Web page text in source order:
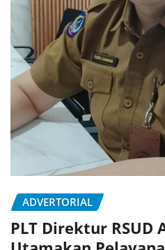
ADVERTORIAL
PLT Direktur